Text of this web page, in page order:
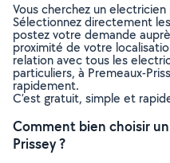
Vous cherchez un
Sélectionnez directement
postez votre demande
proximité de votre
relation avec tous les
particuliers, à Premeaux-
rapidement.
C’est gratuit, simple et
Comment bien choisir
Prissey ?